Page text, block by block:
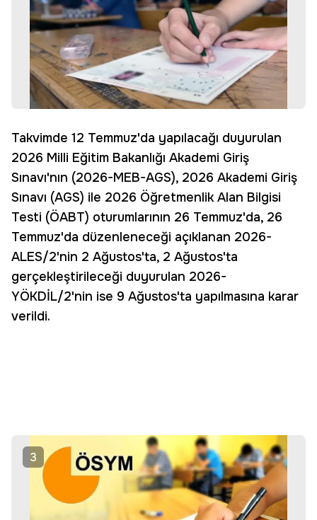
Takvimde 12 Temmuz'da yapılacağı duyurulan
2026 Milli Eğitim Bakanlığı Akademi Giriş
Sınavı'nın (2026-MEB-AGS), 2026 Akademi Giriş
Sınavı (AGS) ile 2026 Öğretmenlik Alan Bilgisi
Testi (ÖABT) oturumlarının 26 Temmuz'da, 26
Temmuz'da düzenleneceği açıklanan 2026-
ALES/2'nin 2 Ağustos'ta, 2 Ağustos'ta
gerçekleştirileceği duyurulan 2026-
YÖKDİL/2'nin ise 9 Ağustos'ta yapılmasına karar
verildi.
3